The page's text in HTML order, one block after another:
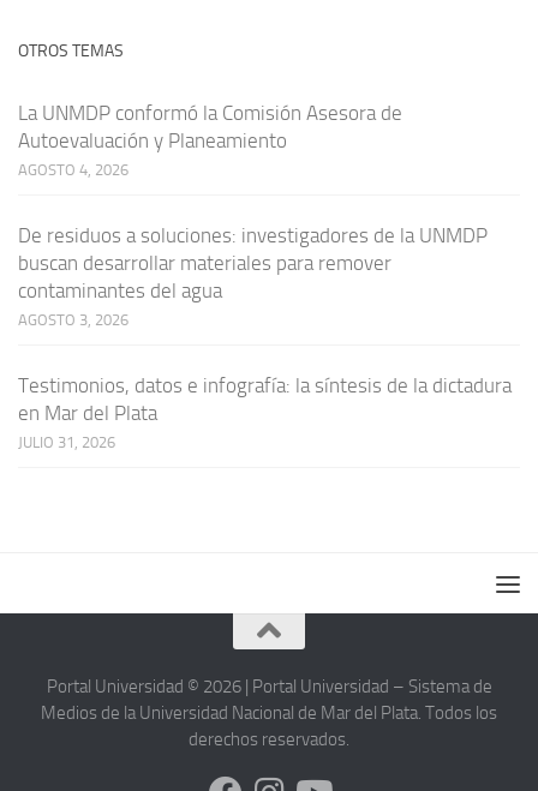
OTROS TEMAS
La UNMDP conformó la Comisión Asesora de
Autoevaluación y Planeamiento
AGOSTO 4, 2026
De residuos a soluciones: investigadores de la UNMDP
buscan desarrollar materiales para remover
contaminantes del agua
AGOSTO 3, 2026
Testimonios, datos e infografía: la síntesis de la dictadura
en Mar del Plata
JULIO 31, 2026
Portal Universidad © 2026 | Portal Universidad – Sistema de
Medios de la Universidad Nacional de Mar del Plata. Todos los
derechos reservados.